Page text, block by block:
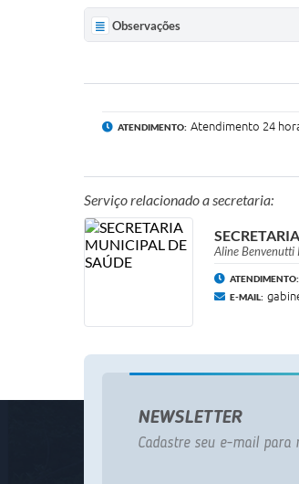
Observações
ATENDIMENTO: Atendimento 24
Serviço relacionado a secretaria:
​Aline Benvenutti
ATENDIMENTO:
E-MAIL:
NEWSLETTER
Cadastre seu e-mail